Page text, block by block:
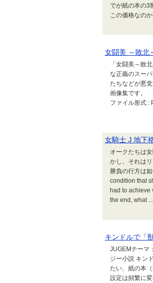
でが紙の本の3
この価格なの
女闘美 ～敗北
「女闘美～敗
な正義のスー
たちなどが悪
画像集です。
ファイル形式 :
女騎士 J 地下
オークたちは
かし、それは
勝負の行方は
condition that
had to achieve
the end, what ...
キンドルで「
JUGEMテーマ
ジー小説 キン
たい、紙の本
設定は頻繁に